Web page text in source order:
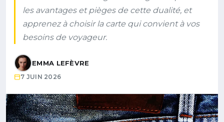
les avantages et pièges de cette dualité, et
apprenez à choisir la carte qui convient à vos
besoins de voyageur.
EMMA LEFÈVRE
7 JUIN 2026